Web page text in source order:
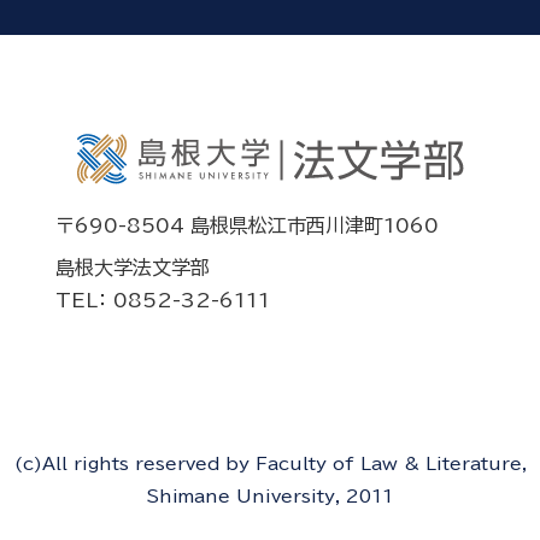
〒690-8504 島根県松江市西川津町1060
島根大学法文学部
TEL： 0852-32-6111
(c)All rights reserved by Faculty of Law & Literature,
Shimane University, 2011